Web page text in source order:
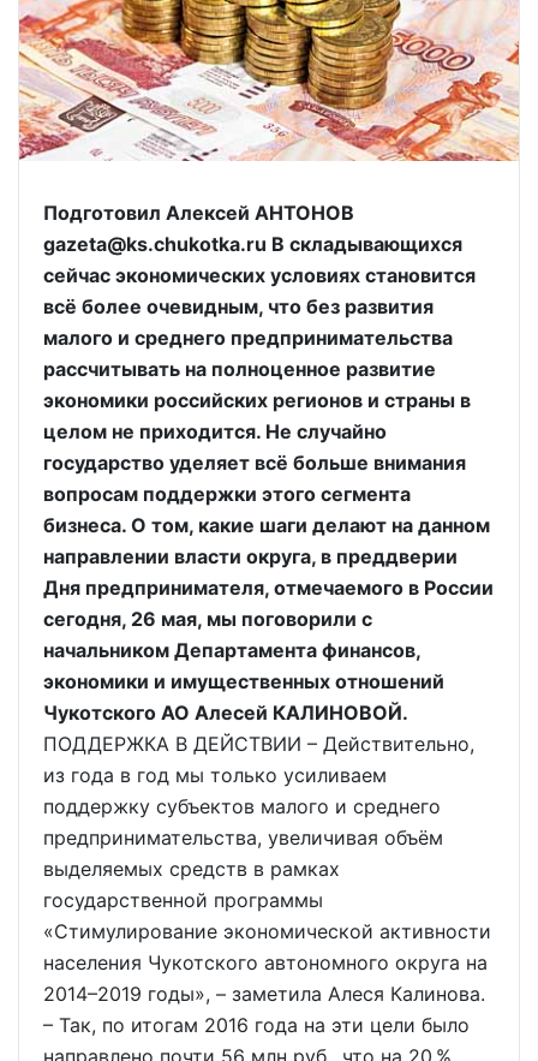
Подготовил Алексей АНТОНОВ
gazeta@ks.chukotka.ru В складывающихся
сейчас экономических условиях становится
всё более очевидным, что без развития
малого и среднего предпринимательства
рассчитывать на полноценное развитие
экономики российских регионов и страны в
целом не приходится. Не случайно
государство уделяет всё больше внимания
вопросам поддержки этого сегмента
бизнеса. О том, какие шаги делают на данном
направлении власти округа, в преддверии
Дня предпринимателя, отмечаемого в России
сегодня, 26 мая, мы поговорили с
начальником Департамента финансов,
экономики и имущественных отношений
Чукотского АО Алесей КАЛИНОВОЙ.
ПОДДЕРЖКА В ДЕЙСТВИИ – Действительно,
из года в год мы только усиливаем
поддержку субъектов малого и среднего
предпринимательства, увеличивая объём
выделяемых средств в рамках
государственной программы
«Стимулирование экономической активности
населения Чукотского автономного округа на
2014–2019 годы», – заметила Алеся Калинова.
– Так, по итогам 2016 года на эти цели было